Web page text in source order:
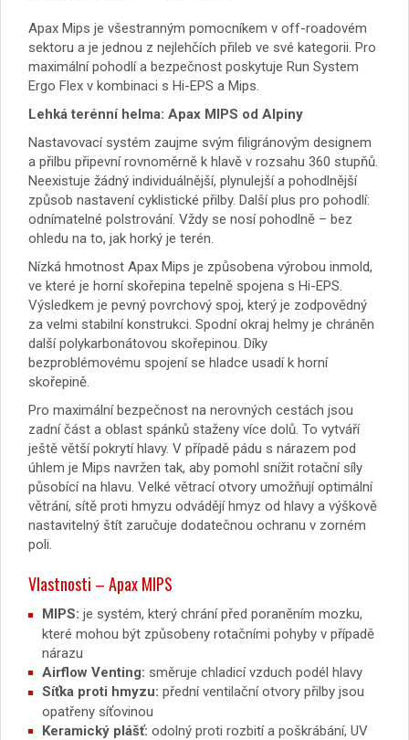
Apax Mips je všestranným pomocníkem v off-roadovém
sektoru a je jednou z nejlehčích přileb ve své kategorii. Pro
maximální pohodlí a bezpečnost poskytuje Run System
Ergo Flex v kombinaci s Hi-EPS a Mips.
Lehká terénní helma: Apax MIPS od Alpiny
Nastavovací systém zaujme svým filigránovým designem
a přilbu připevní rovnoměrně k hlavě v rozsahu 360 stupňů.
Neexistuje žádný individuálnější, plynulejší a pohodlnější
způsob nastavení cyklistické přilby. Další plus pro pohodlí:
odnímatelné polstrování. Vždy se nosí pohodlně – bez
ohledu na to, jak horký je terén.
Nízká hmotnost Apax Mips je způsobena výrobou inmold,
ve které je horní skořepina tepelně spojena s Hi-EPS.
Výsledkem je pevný povrchový spoj, který je zodpovědný
za velmi stabilní konstrukci. Spodní okraj helmy je chráněn
další polykarbonátovou skořepinou. Díky
bezproblémovému spojení se hladce usadí k horní
skořepině.
Pro maximální bezpečnost na nerovných cestách jsou
zadní část a oblast spánků staženy více dolů. To vytváří
ještě větší pokrytí hlavy. V případě pádu s nárazem pod
úhlem je Mips navržen tak, aby pomohl snížit rotační síly
působící na hlavu. Velké větrací otvory umožňují optimální
větrání, sítě proti hmyzu odvádějí hmyz od hlavy a výškově
nastavitelný štít zaručuje dodatečnou ochranu v zorném
poli.
Vlastnosti – Apax MIPS
MIPS: je systém, který chrání před poraněním mozku,
které mohou být způsobeny rotačními pohyby v případě
nárazu
Airflow Venting: směruje chladicí vzduch podél hlavy
Síťka proti hmyzu: přední ventilační otvory přilby jsou
opatřeny síťovinou
Keramický plášť: odolný proti rozbití a poškrábání, UV